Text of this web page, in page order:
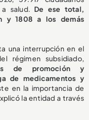
salud. De ese total,
y 1808 a los demás
una interrupción en el
régimen subsidiado,
de promoción y
de medicamentos y
en la importancia de
la entidad a través